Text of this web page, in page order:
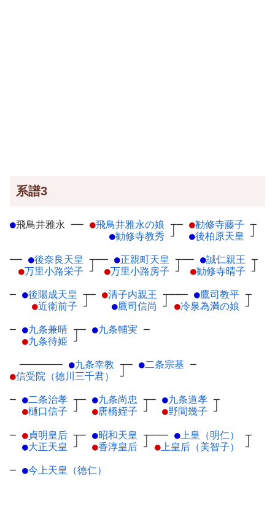
系譜3
●飛鳥井雅永 ── ●飛鳥井雅永の娘 ┬
●勧修寺教秀 ┘
─ ●勧修寺藤子 ┬
●後柏原天皇 ┘
── ●後奈良天皇 ┬
●万里小路栄子 ┘
── ●正親町天皇 ┬
●万里小路房子 ┘
── ●誠仁親王 ┬
●勧修寺晴子 ┘
─ ●後陽成天皇 ┬
●近衛前子 ┘
─ ●清子内親王 ┬
●鷹司信尚 ┘
─── ●鷹司教平 ┬
●冷泉為満の娘 ┘
─ ●九条兼晴 ┬
●九条待姫 ┘
─ ●九条輔実 ─
─────── ●九条幸教 ┬
●信受院（徳川三千君） ┘
─ ●二条宗基 ─
─ ●二条治孝 ┬
●樋口信子 ┘
─ ●九条尚忠 ┬
●唐橋姪子 ┘
─ ●九条道孝 ┬
●野間幾子 ┘
─ ●貞明皇后 ┬
●大正天皇 ┘
─ ●昭和天皇 ┬
●香淳皇后 ┘
─── ● 上皇（明仁）
┬
● 上皇后（美智子） ┘
─ ●今上天皇（徳仁）